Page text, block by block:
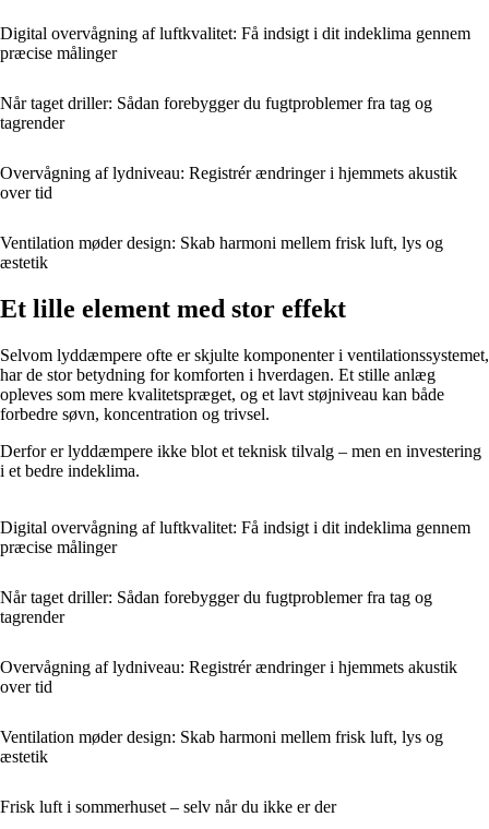
Digital overvågning af luftkvalitet: Få indsigt i dit indeklima gennem
præcise målinger
Når taget driller: Sådan forebygger du fugtproblemer fra tag og
tagrender
Overvågning af lydniveau: Registrér ændringer i hjemmets akustik
over tid
Ventilation møder design: Skab harmoni mellem frisk luft, lys og
æstetik
Et lille element med stor effekt
Selvom lyddæmpere ofte er skjulte komponenter i ventilationssystemet,
har de stor betydning for komforten i hverdagen. Et stille anlæg
opleves som mere kvalitetspræget, og et lavt støjniveau kan både
forbedre søvn, koncentration og trivsel.
Derfor er lyddæmpere ikke blot et teknisk tilvalg – men en investering
i et bedre indeklima.
Digital overvågning af luftkvalitet: Få indsigt i dit indeklima gennem
præcise målinger
Når taget driller: Sådan forebygger du fugtproblemer fra tag og
tagrender
Overvågning af lydniveau: Registrér ændringer i hjemmets akustik
over tid
Ventilation møder design: Skab harmoni mellem frisk luft, lys og
æstetik
Frisk luft i sommerhuset – selv når du ikke er der